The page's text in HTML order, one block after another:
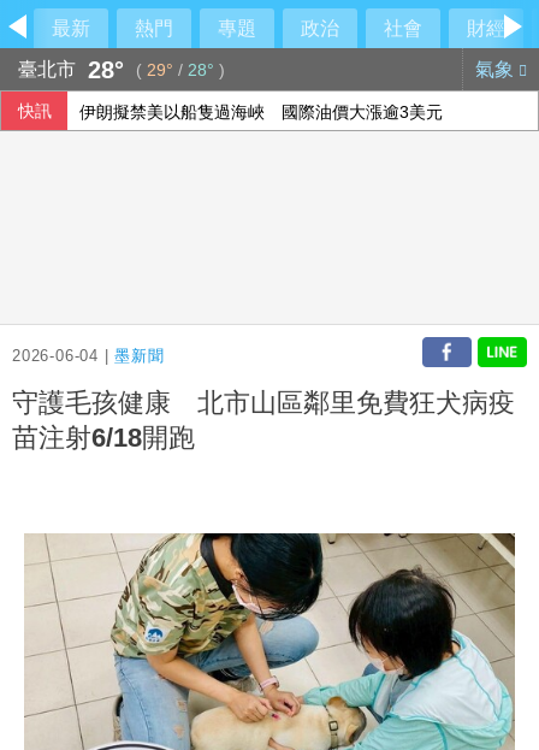
最新 熱門 專題 政治 社會
財經
臺北市 28° ( 29° / 28° ) 氣象
快訊 伊朗擬禁美以船隻過海峽 國際油價大漲逾3美元
2026-06-04 |墨新聞
守護毛孩健康 北市山區鄰里免費狂犬病疫
苗注射6/18開跑